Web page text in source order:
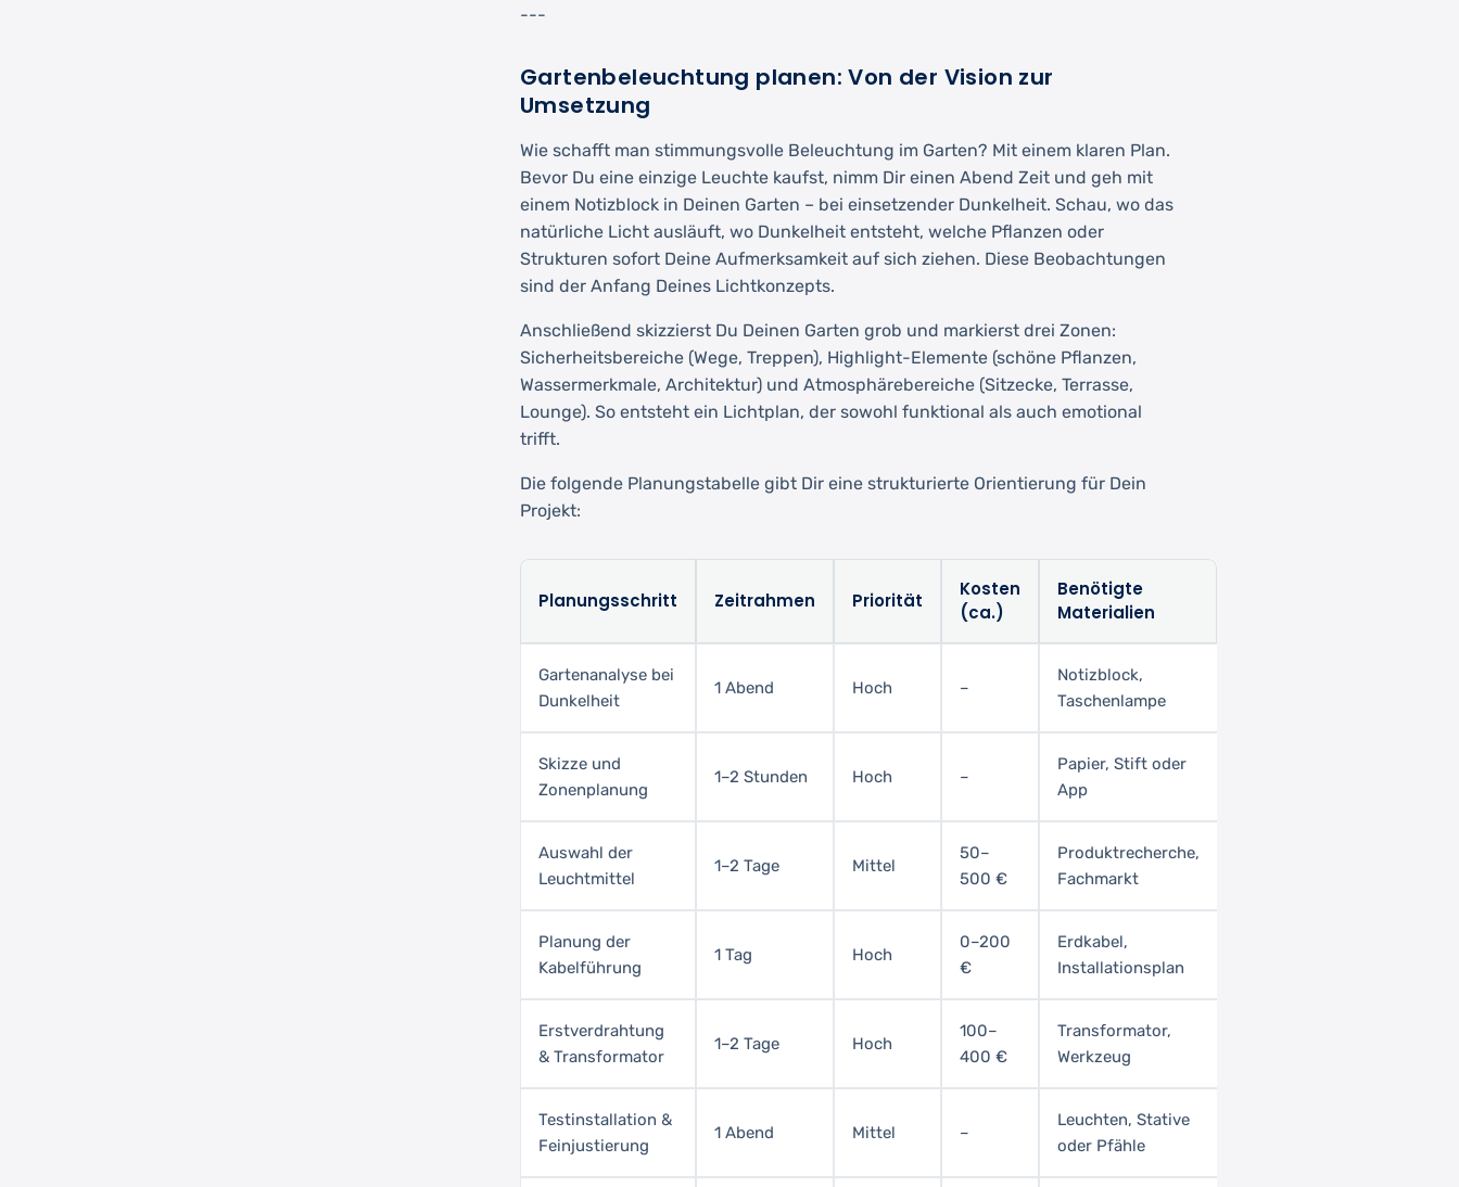
---
Gartenbeleuchtung planen: Von der Vision zur
Umsetzung
Wie schafft man stimmungsvolle Beleuchtung im Garten? Mit einem klaren Plan.
Bevor Du eine einzige Leuchte kaufst, nimm Dir einen Abend Zeit und geh mit
einem Notizblock in Deinen Garten – bei einsetzender Dunkelheit. Schau, wo das
natürliche Licht ausläuft, wo Dunkelheit entsteht, welche Pflanzen oder
Strukturen sofort Deine Aufmerksamkeit auf sich ziehen. Diese Beobachtungen
sind der Anfang Deines Lichtkonzepts.
Anschließend skizzierst Du Deinen Garten grob und markierst drei Zonen:
Sicherheitsbereiche (Wege, Treppen), Highlight-Elemente (schöne Pflanzen,
Wassermerkmale, Architektur) und Atmosphärebereiche (Sitzecke, Terrasse,
Lounge). So entsteht ein Lichtplan, der sowohl funktional als auch emotional
trifft.
Die folgende Planungstabelle gibt Dir eine strukturierte Orientierung für Dein
Projekt:
Planungsschritt Zeitrahmen Priorität
Kosten
(ca.)
Benötigte
Materialien
Gartenanalyse bei
Dunkelheit
1 Abend Hoch –
Notizblock,
Taschenlampe
Skizze und
Zonenplanung
1–2 Stunden Hoch –
Papier, Stift oder
App
Auswahl der
Leuchtmittel
1–2 Tage Mittel
50–
500 €
Produktrecherche,
Fachmarkt
Planung der
Kabelführung
1 Tag Hoch
0–200
€
Erdkabel,
Installationsplan
Erstverdrahtung
& Transformator
1–2 Tage Hoch
100–
400 €
Transformator,
Werkzeug
Testinstallation &
Feinjustierung
1 Abend Mittel –
Leuchten, Stative
oder Pfähle